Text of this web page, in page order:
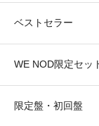
ベストセラー
WE NOD限定セッ
限定盤・初回盤